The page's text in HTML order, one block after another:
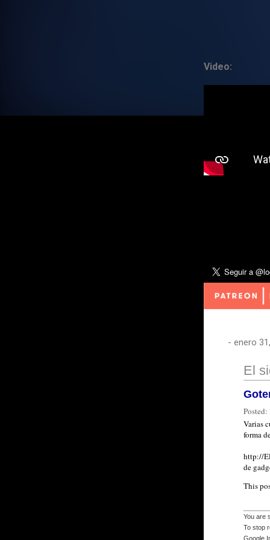
Video:
- enero
El
Posted:
Varias
forma
http://
de
This
You are
To stop
Google